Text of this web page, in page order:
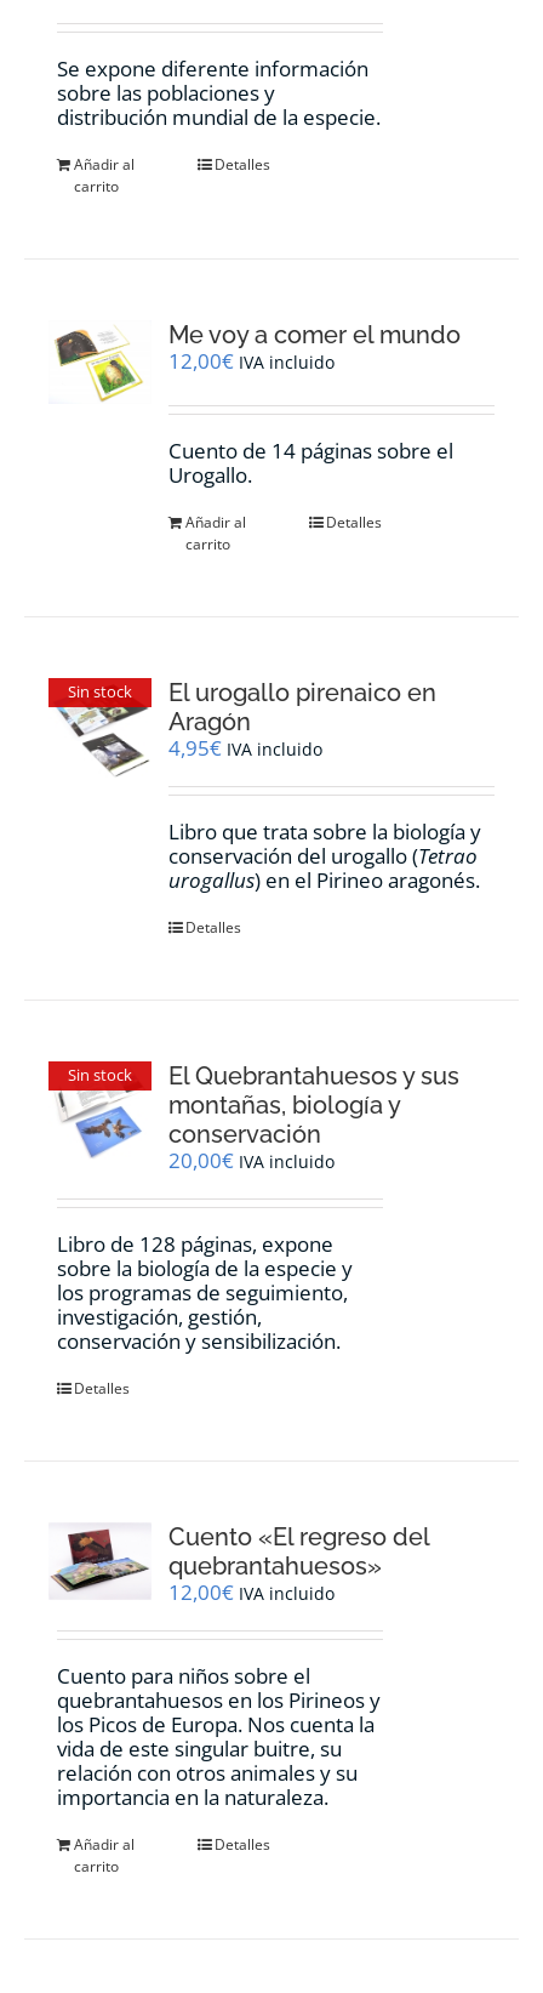
Se expone diferente información
sobre las poblaciones y
distribución mundial de la especie.
Añadir al
carrito
Detalles
Me voy a comer el mundo
12,00€ IVA incluido
Cuento de 14 páginas sobre el
Urogallo.
Añadir al
carrito
Detalles
Sin stock
El urogallo pirenaico en
Aragón
4,95€ IVA incluido
Libro que trata sobre la biología y
conservación del urogallo (Tetrao
urogallus) en el Pirineo aragonés.
Detalles
Sin stock
El Quebrantahuesos y sus
montañas, biología y
conservación
20,00€ IVA incluido
Libro de 128 páginas, expone
sobre la biología de la especie y
los programas de seguimiento,
investigación, gestión,
conservación y sensibilización.
Detalles
Cuento «El regreso del
quebrantahuesos»
12,00€ IVA incluido
Cuento para niños sobre el
quebrantahuesos en los Pirineos y
los Picos de Europa. Nos cuenta la
vida de este singular buitre, su
relación con otros animales y su
importancia en la naturaleza.
Añadir al
carrito
Detalles